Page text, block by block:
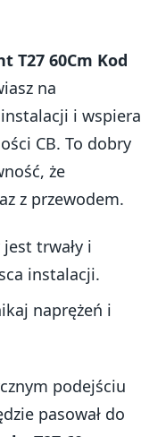
T27 60Cm Kod
na
i wspiera
CB. To dobry
że
z przewodem.
trwały i
instalacji.
naprężeń i
podejściu
pasował do